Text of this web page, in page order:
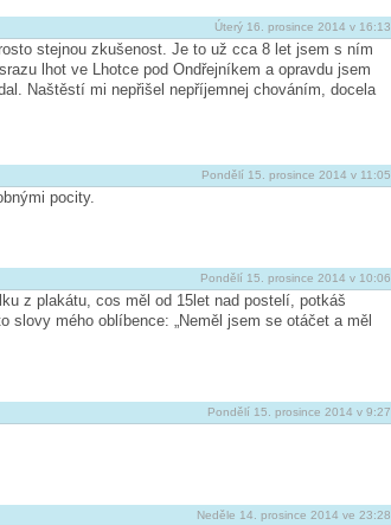
Úterý 16. prosince 2014 v 16:13
stejnou zkušenost. Je to už cca 8 let jsem s ním
lhot ve Lhotce pod Ondřejníkem a opravdu jsem
Naštěstí mi nepřišel nepříjemnej chováním, docela
Pondělí 15. prosince 2014 v 11:05
pocity.
Pondělí 15. prosince 2014 v 10:06
z plakátu, cos měl od 15let nad postelí, potkáš
slovy mého oblíbence: „Neměl jsem se otáčet a měl
Pondělí 15. prosince 2014 v 9:27
Neděle 14. prosince 2014 ve 23:28